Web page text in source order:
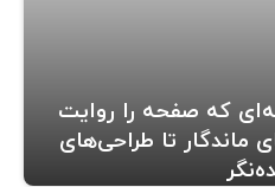
که صفحه را روایت
ماندگار تا طراحی‌های